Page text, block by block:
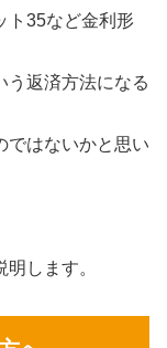
ト35など金利形
う返済方法になる
ではないかと思い
します。